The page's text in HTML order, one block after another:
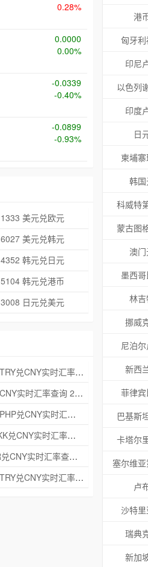
0.28%
0.0000
0.00%
-0.0339
-0.40%
-0.0899
-0.93%
1333 美元兑欧元
6027 美元兑韩元
4352 韩元兑日元
5104 韩元兑港币
3008 日元兑美元
今日人民币兑土耳其里拉实时汇率_TRY兑CNY实时汇率查询 2025年09月21日
今日人民币兑泰铢实时汇率_THB兑CNY实时汇率查询 2025年09月21日
今日人民币兑菲律宾比索实时汇率_PHP兑CNY实时汇率查询 2025年09月21日
今日人民币兑丹麦克朗实时汇率_DKK兑CNY实时汇率查询 2025年09月21日
今日人民币兑林吉特实时汇率_MYR兑CNY实时汇率查询 2025年09月21日
今日人民币兑土耳其里拉实时汇率_TRY兑CNY实时汇率查询 2025年09月21日
港
匈牙
印尼
以色列
印度
日
柬埔
韩
科威特
蒙古图
澳
墨西
林
挪威
尼泊
新西
菲律
巴基斯
卡塔尔
塞尔维
卢
沙特
瑞典
新加